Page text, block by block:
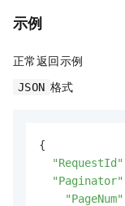
示例
正常返回示例
JSON 格式
{
"RequestId"
"Paginator"
"PageNum"